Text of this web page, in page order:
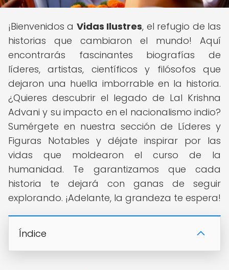
¡Bienvenidos a Vidas Ilustres, el refugio de las
historias que cambiaron el mundo! Aquí
encontrarás fascinantes biografías de
líderes, artistas, científicos y filósofos que
dejaron una huella imborrable en la historia.
¿Quieres descubrir el legado de Lal Krishna
Advani y su impacto en el nacionalismo indio?
Sumérgete en nuestra sección de Líderes y
Figuras Notables y déjate inspirar por las
vidas que moldearon el curso de la
humanidad. Te garantizamos que cada
historia te dejará con ganas de seguir
explorando. ¡Adelante, la grandeza te espera!
Índice